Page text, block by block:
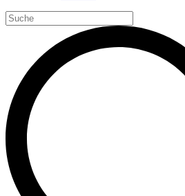
Search
for: